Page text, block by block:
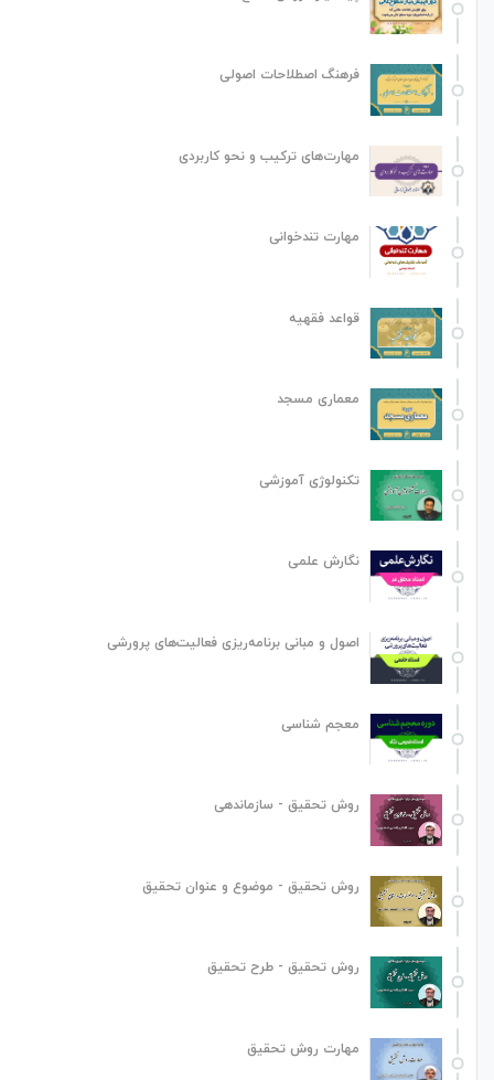
فرهنگ اصطلاحات اصولی
مهارت‌های ترکیب و نحو کاربردی
مهارت تندخوانی
قواعد فقهیه
معماری مسجد
تکنولوژی آموزشی
نگارش علمی
اصول و مبانی برنامه‌ریزی فعالیت‌های پرورشی
معجم شناسی
روش تحقیق - سازماندهی
روش تحقیق - موضوع و عنوان تحقیق
روش تحقیق - طرح تحقیق
مهارت روش تحقیق